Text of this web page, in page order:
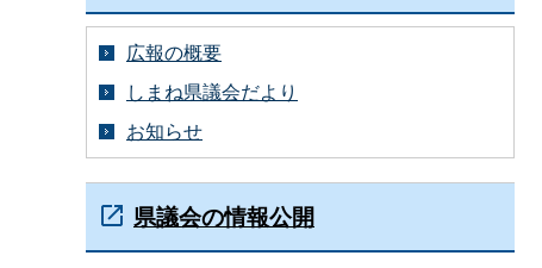
広報の概要
しまね県議会だより
お知らせ
県議会の情報公開